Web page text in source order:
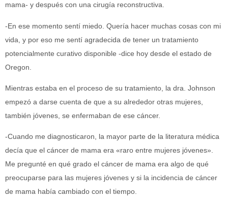
mama- y después con una cirugía reconstructiva.
-En ese momento sentí miedo. Quería hacer muchas cosas con mi
vida, y por eso me sentí agradecida de tener un tratamiento
potencialmente curativo disponible -dice hoy desde el estado de
Oregon.
Mientras estaba en el proceso de su tratamiento, la dra. Johnson
empezó a darse cuenta de que a su alrededor otras mujeres,
también jóvenes, se enfermaban de ese cáncer.
-Cuando me diagnosticaron, la mayor parte de la literatura médica
decía que el cáncer de mama era «raro entre mujeres jóvenes».
Me pregunté en qué grado el cáncer de mama era algo de qué
preocuparse para las mujeres jóvenes y si la incidencia de cáncer
de mama había cambiado con el tiempo.